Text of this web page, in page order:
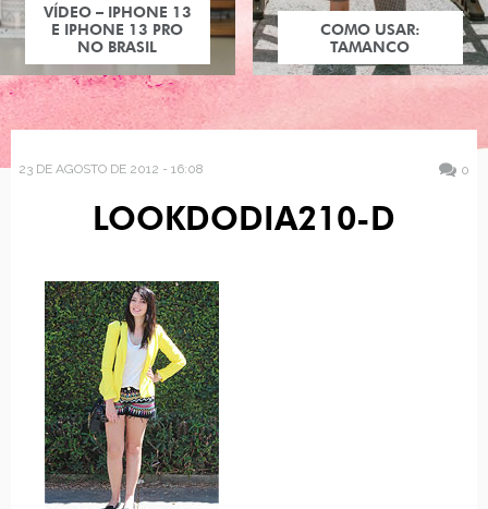
VÍDEO – IPHONE 13
E IPHONE 13 PRO
NO BRASIL
COMO USAR:
TAMANCO
23 DE AGOSTO DE 2012 - 16:08 0
LOOKDODIA210-D